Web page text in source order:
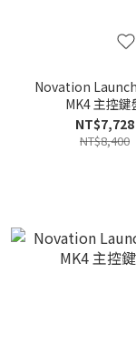
Novation
MK4 主控鍵
NT$7,728
NT$8,400